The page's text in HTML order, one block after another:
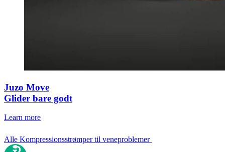
Juzo Move
Glider bare godt
Learn more
Alle Kompressionsstrømper til veneproblemer